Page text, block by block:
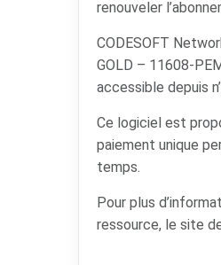
renouveler
CODESOFT
GOLD – 11608-
accessible depuis
Ce logiciel est
paiement unique
temps.
Pour plus
ressource, le site